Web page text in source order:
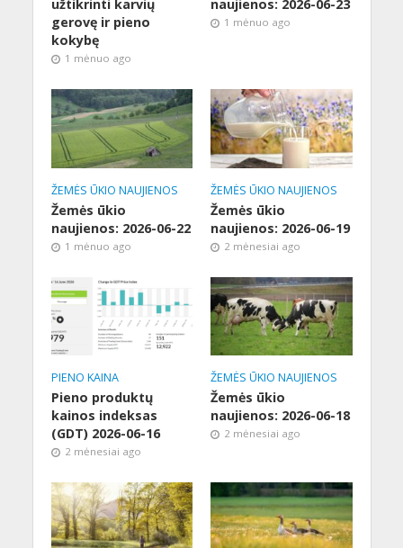
užtikrinti karvių
gerovę ir pieno
kokybę
1 mėnuo ago
naujienos: 2026-06-23
1 mėnuo ago
ŽEMĖS ŪKIO NAUJIENOS
Žemės ūkio
naujienos: 2026-06-22
1 mėnuo ago
ŽEMĖS ŪKIO NAUJIENOS
Žemės ūkio
naujienos: 2026-06-19
2 mėnesiai ago
PIENO KAINA
Pieno produktų
kainos indeksas
(GDT) 2026-06-16
2 mėnesiai ago
ŽEMĖS ŪKIO NAUJIENOS
Žemės ūkio
naujienos: 2026-06-18
2 mėnesiai ago